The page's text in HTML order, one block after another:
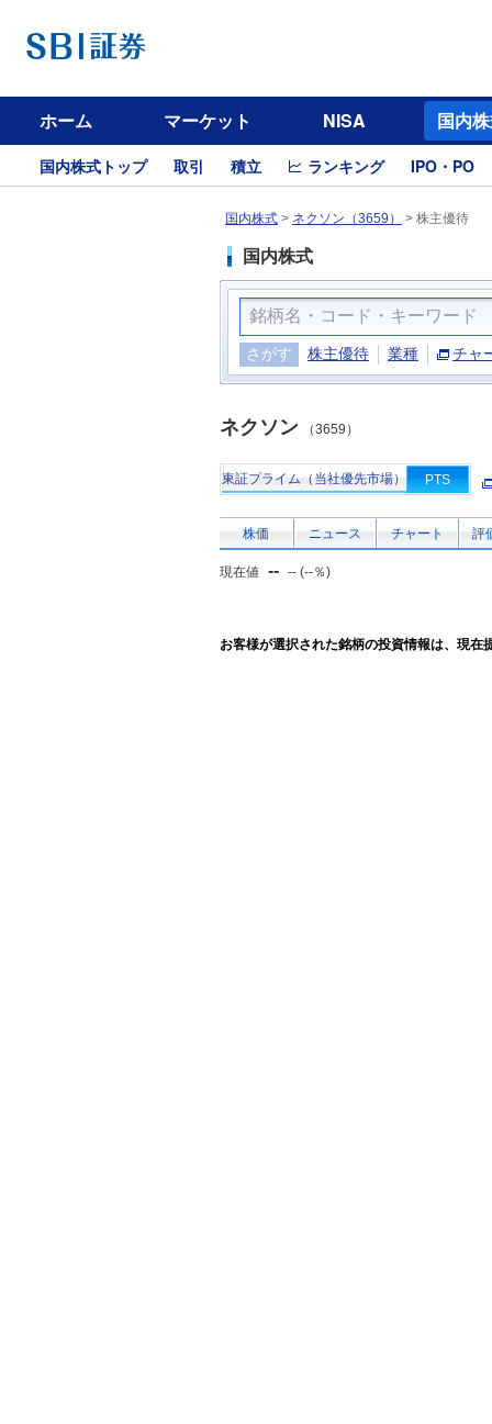
ホーム マーケット NISA 国内
国内株式トップ 取引 積立 ランキング IPO・PO
国内株式 > ネクソン（3659） > 株主優待
国内株式
さがす 株主優待 業種 チャ
ネクソン （3659）
東証プライム（当社優先市場） PTS
株価 ニュース チャート 評
現在値 -- -- (--％)
お客様が選択された銘柄の投資情報は、現在